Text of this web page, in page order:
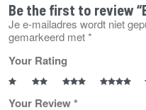
Be the first to review
Je e-mailadres wordt niet
gemarkeerd met*
Your Rating
Your Review*